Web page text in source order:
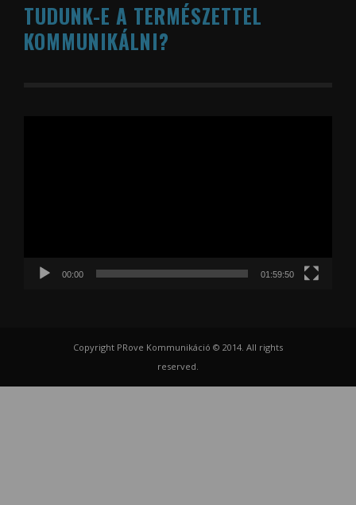
TUDUNK-E A TERMÉSZETTEL
KOMMUNIKÁLNI?
00:00 01:59:50
Copyright PRove Kommunikáció © 2014. All rights
reserved.